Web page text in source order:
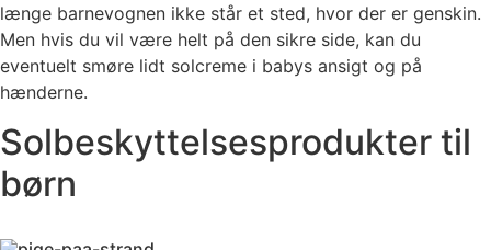
længe barnevognen ikke står et sted, hvor der er genskin.
Men hvis du vil være helt på den sikre side, kan du
eventuelt smøre lidt solcreme i babys ansigt og på
hænderne.
Solbeskyttelsesprodukter til
børn